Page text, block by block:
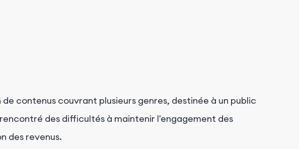
contenus couvrant plusieurs genres, destinée à un public
des difficultés à maintenir l'engagement des
des revenus.